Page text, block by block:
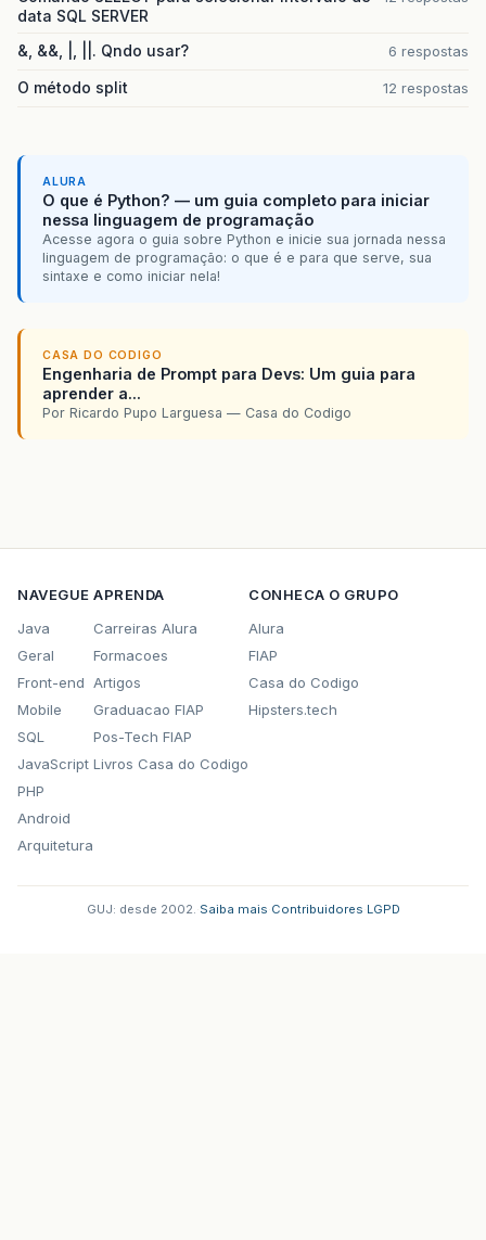
data SQL SERVER
&, &&, |, ||. Qndo usar? 6 respostas
O método split 12 respostas
ALURA
O que é Python? — um guia completo para iniciar
nessa linguagem de programação
Acesse agora o guia sobre Python e inicie sua jornada nessa
linguagem de programação: o que é e para que serve, sua
sintaxe e como iniciar nela!
CASA DO CODIGO
Engenharia de Prompt para Devs: Um guia para
aprender a...
Por Ricardo Pupo Larguesa — Casa do Codigo
NAVEGUE
Java
Geral
Front-end
Mobile
SQL
JavaScript
PHP
Android
Arquitetura
APRENDA
Carreiras Alura
Formacoes
Artigos
Graduacao FIAP
Pos-Tech FIAP
Livros Casa do Codigo
CONHECA O GRUPO
Alura
FIAP
Casa do Codigo
Hipsters.tech
GUJ: desde 2002. Saiba mais Contribuidores LGPD